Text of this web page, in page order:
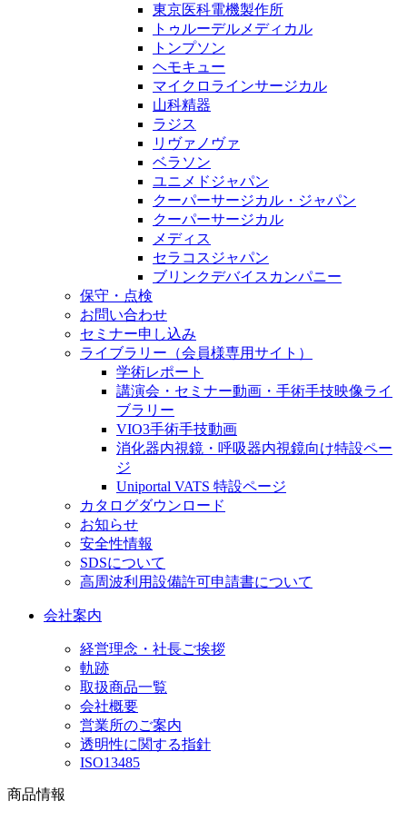
東京医科電機製作所
トゥルーデルメディカル
トンプソン
ヘモキュー
マイクロラインサージカル
山科精器
ラジス
リヴァノヴァ
ベラソン
ユニメドジャパン
クーパーサージカル・ジャパン
クーパーサージカル
メディス
セラコスジャパン
ブリンクデバイスカンパニー
保守・点検
お問い合わせ
セミナー申し込み
ライブラリー（会員様専用サイト）
学術レポート
講演会・セミナー動画・手術手技映像ライ
ブラリー
VIO3手術手技動画
消化器内視鏡・呼吸器内視鏡向け特設ペー
ジ
Uniportal VATS 特設ページ
カタログダウンロード
お知らせ
安全性情報
SDSについて
高周波利用設備許可申請書について
会社案内
経営理念・社長ご挨拶
軌跡
取扱商品一覧
会社概要
営業所のご案内
透明性に関する指針
ISO13485
商品情報